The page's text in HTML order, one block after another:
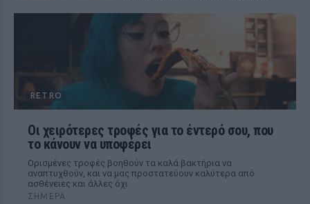
RETRO
Οι χειρότερες τροφές για το έντερό σου, που
το κάνουν να υποφέρει
Ορισμένες τροφές βοηθούν τα καλά βακτήρια να
αναπτυχθούν, και να μας προστατεύουν καλύτερα από
ασθένειες και άλλες όχι
ΣΉΜΕΡΑ